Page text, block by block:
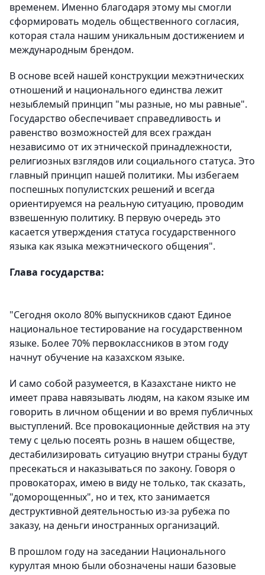
временем. Именно благодаря этому мы смогли
сформировать модель общественного согласия,
которая стала нашим уникальным достижением и
международным брендом.
В основе всей нашей конструкции межэтнических
отношений и национального единства лежит
незыблемый принцип "мы разные, но мы равные".
Государство обеспечивает справедливость и
равенство возможностей для всех граждан
независимо от их этнической принадлежности,
религиозных взглядов или социального статуса. Это
главный принцип нашей политики. Мы избегаем
поспешных популистских решений и всегда
ориентируемся на реальную ситуацию, проводим
взвешенную политику. В первую очередь это
касается утверждения статуса государственного
языка как языка межэтнического общения".
Глава государства:
"Сегодня около 80% выпускников сдают Единое
национальное тестирование на государственном
языке. Более 70% первоклассников в этом году
начнут обучение на казахском языке.
И само собой разумеется, в Казахстане никто не
имеет права навязывать людям, на каком языке им
говорить в личном общении и во время публичных
выступлений. Все провокационные действия на эту
тему с целью посеять рознь в нашем обществе,
дестабилизировать ситуацию внутри страны будут
пресекаться и наказываться по закону. Говоря о
провокаторах, имею в виду не только, так сказать,
"доморощенных", но и тех, кто занимается
деструктивной деятельностью из-за рубежа по
заказу, на деньги иностранных организаций.
В прошлом году на заседании Национального
курултая мною были обозначены наши базовые